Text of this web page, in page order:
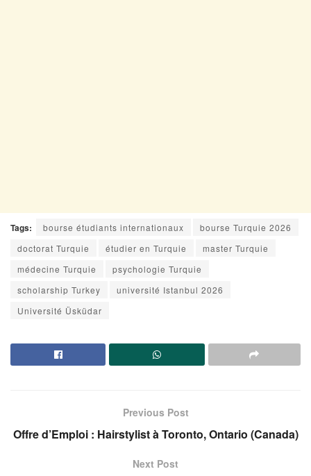
Tags: bourse étudiants internationaux
bourse Turquie 2026
doctorat Turquie
étudier en Turquie
master Turquie
médecine Turquie
psychologie Turquie
scholarship Turkey
université Istanbul 2026
Université Üsküdar
Previous Post
Offre d’Emploi : Hairstylist à Toronto, Ontario (Canada)
Next Post